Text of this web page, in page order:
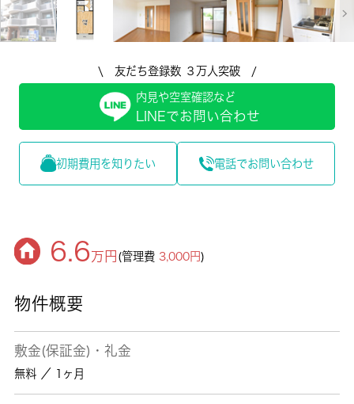
\ 友だち登録数 ３万人突破 /
内見や空室確認など
LINEでお問い合わせ
初期費用を知りたい 電話でお問い合わせ
6.6万円 (管理費3,000円)
物件概要
敷金(保証金)・礼金
無料 ／ 1ヶ月